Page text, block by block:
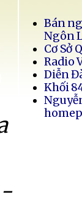
Bán
Ngôn
Cơ Sở
Radio
Diễn
Khối